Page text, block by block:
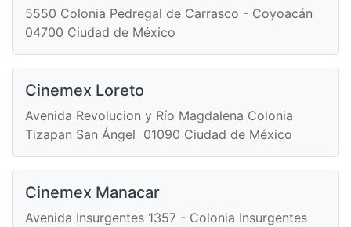
5550 Colonia Pedregal de Carrasco - Coyoacán
04700 Ciudad de México
Cinemex Loreto
Avenida Revolucion y Río Magdalena Colonia
Tizapan San Ángel 01090 Ciudad de México
Cinemex Manacar
Avenida Insurgentes 1357 - Colonia Insurgentes